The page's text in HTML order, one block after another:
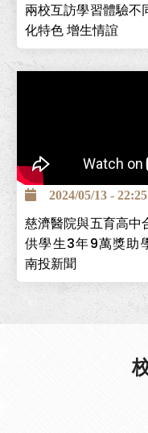
兩校互訪學習體驗不
化特色 增生情誼
南投巿五育高中為全
個創立的照顧服務科
學生能安心求學，並保
業後有穩定工作，與台
濟醫院簽署「攜手高昇
學金」計畫，提供學生
在校期間3年9萬元，
後可至台中慈濟醫院
2024/05/13 - 22:25
慈濟醫院與五育高中
供學生3年9萬獎助
南投新聞